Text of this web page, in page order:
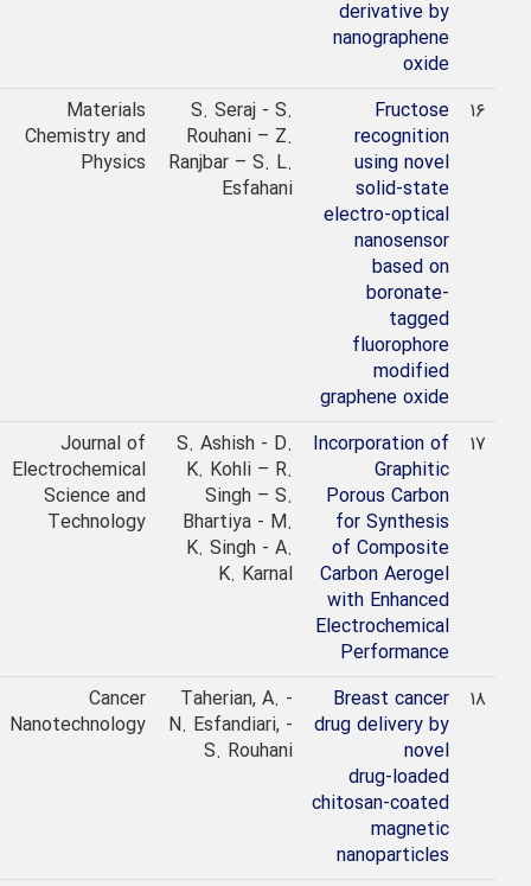
derivative by
nanographene
Fructose
recognition
using novel
solid-state
electro-optical
nanosensor
based on
boronate-
fluorophore
modified
graphene oxide
S. Seraj - S.
Rouhani – Z.
Ranjbar – S. L.
Esfahani
Materials
Chemistry and
Physics
Incorporation of
Graphitic
Porous Carbon
for Synthesis
of Composite
Carbon Aerogel
with Enhanced
Electrochemical
Performance
S. Ashish - D.
K. Kohli – R.
Singh – S.
Bhartiya - M.
K. Singh - A.
K. Karnal
Journal of
Electrochemical
Science and
Technology
Breast cancer
drug delivery by
drug‑loaded
chitosan‑coated
magnetic
nanoparticles
Taherian, A. -
N. Esfandiari, -
S. Rouhani
Cancer
Nanotechnology